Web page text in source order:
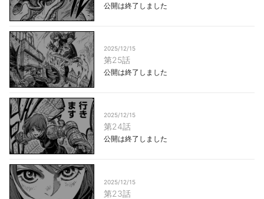
公開は終了しました
2025/12/15
第25話
公開は終了しました
2025/12/15
第24話
公開は終了しました
2025/12/15
第23話